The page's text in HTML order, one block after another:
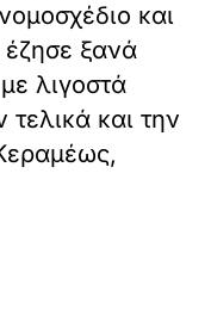
και
έζησε ξανά
λιγοστά
και την